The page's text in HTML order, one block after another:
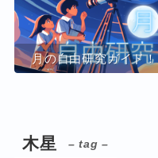
月の自由研究ガイド！
木星 – tag –